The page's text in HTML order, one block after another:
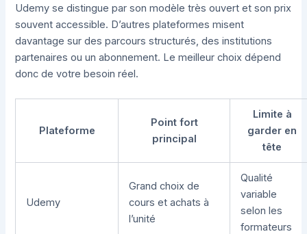
Udemy se distingue par son modèle très ouvert et son prix
souvent accessible. D’autres plateformes misent
davantage sur des parcours structurés, des institutions
partenaires ou un abonnement. Le meilleur choix dépend
donc de votre besoin réel.
Plateforme
Point fort
principal
Limite à
garder en
tête
Udemy
Grand choix de
cours et achats à
l’unité
Qualité
variable
selon les
formateurs